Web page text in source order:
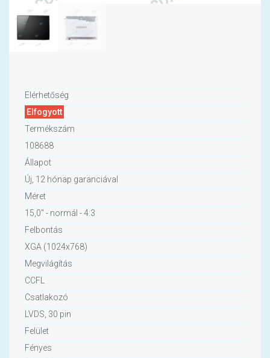
Elérhetőség
Elfogyott
Termékszám
108688
Állapot
Új, 12 hónap garanciával
Méret
15,0" - normál - 4:3
Felbontás
XGA (1024x768)
Megvilágítás
CCFL
Csatlakozó
LVDS, 30 pin
Felület
Fényes